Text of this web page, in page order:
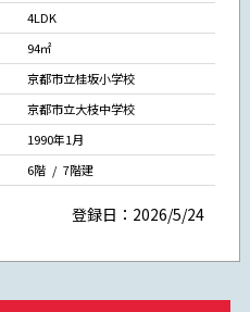
4LDK
94㎡
京都市立桂坂小学校
京都市立大枝中学校
1990年1月
6階 / 7階建
登録日：2026/5/24